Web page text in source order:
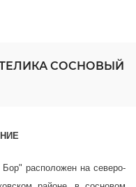
СОСНОВЫЙ
расположен на северо-